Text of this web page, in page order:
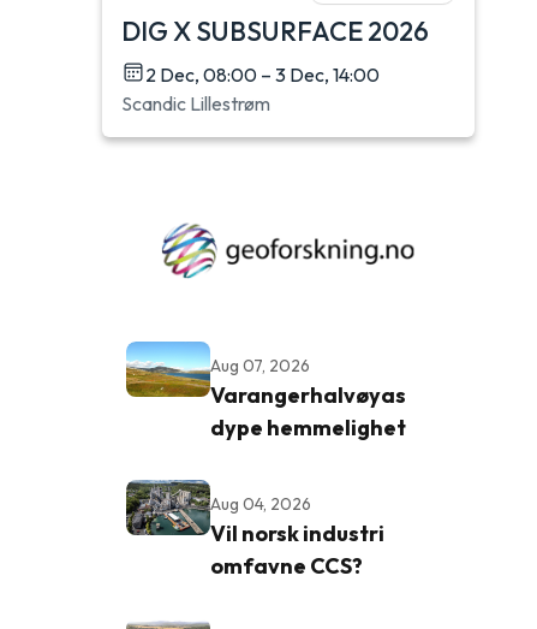
DIG X SUBSURFACE 2026
2 Dec, 08:00 – 3 Dec, 14:00
Scandic Lillestrøm
Aug 07, 2026
Varangerhalvøyas
dype hemmelighet
Aug 04, 2026
Vil norsk industri
omfavne CCS?